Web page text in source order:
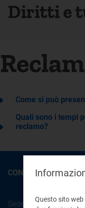
Diritti e
Come si può
Quali sono i tempi
reclamo?
CONTATTI
Sede legale: Piazza
Questo sito